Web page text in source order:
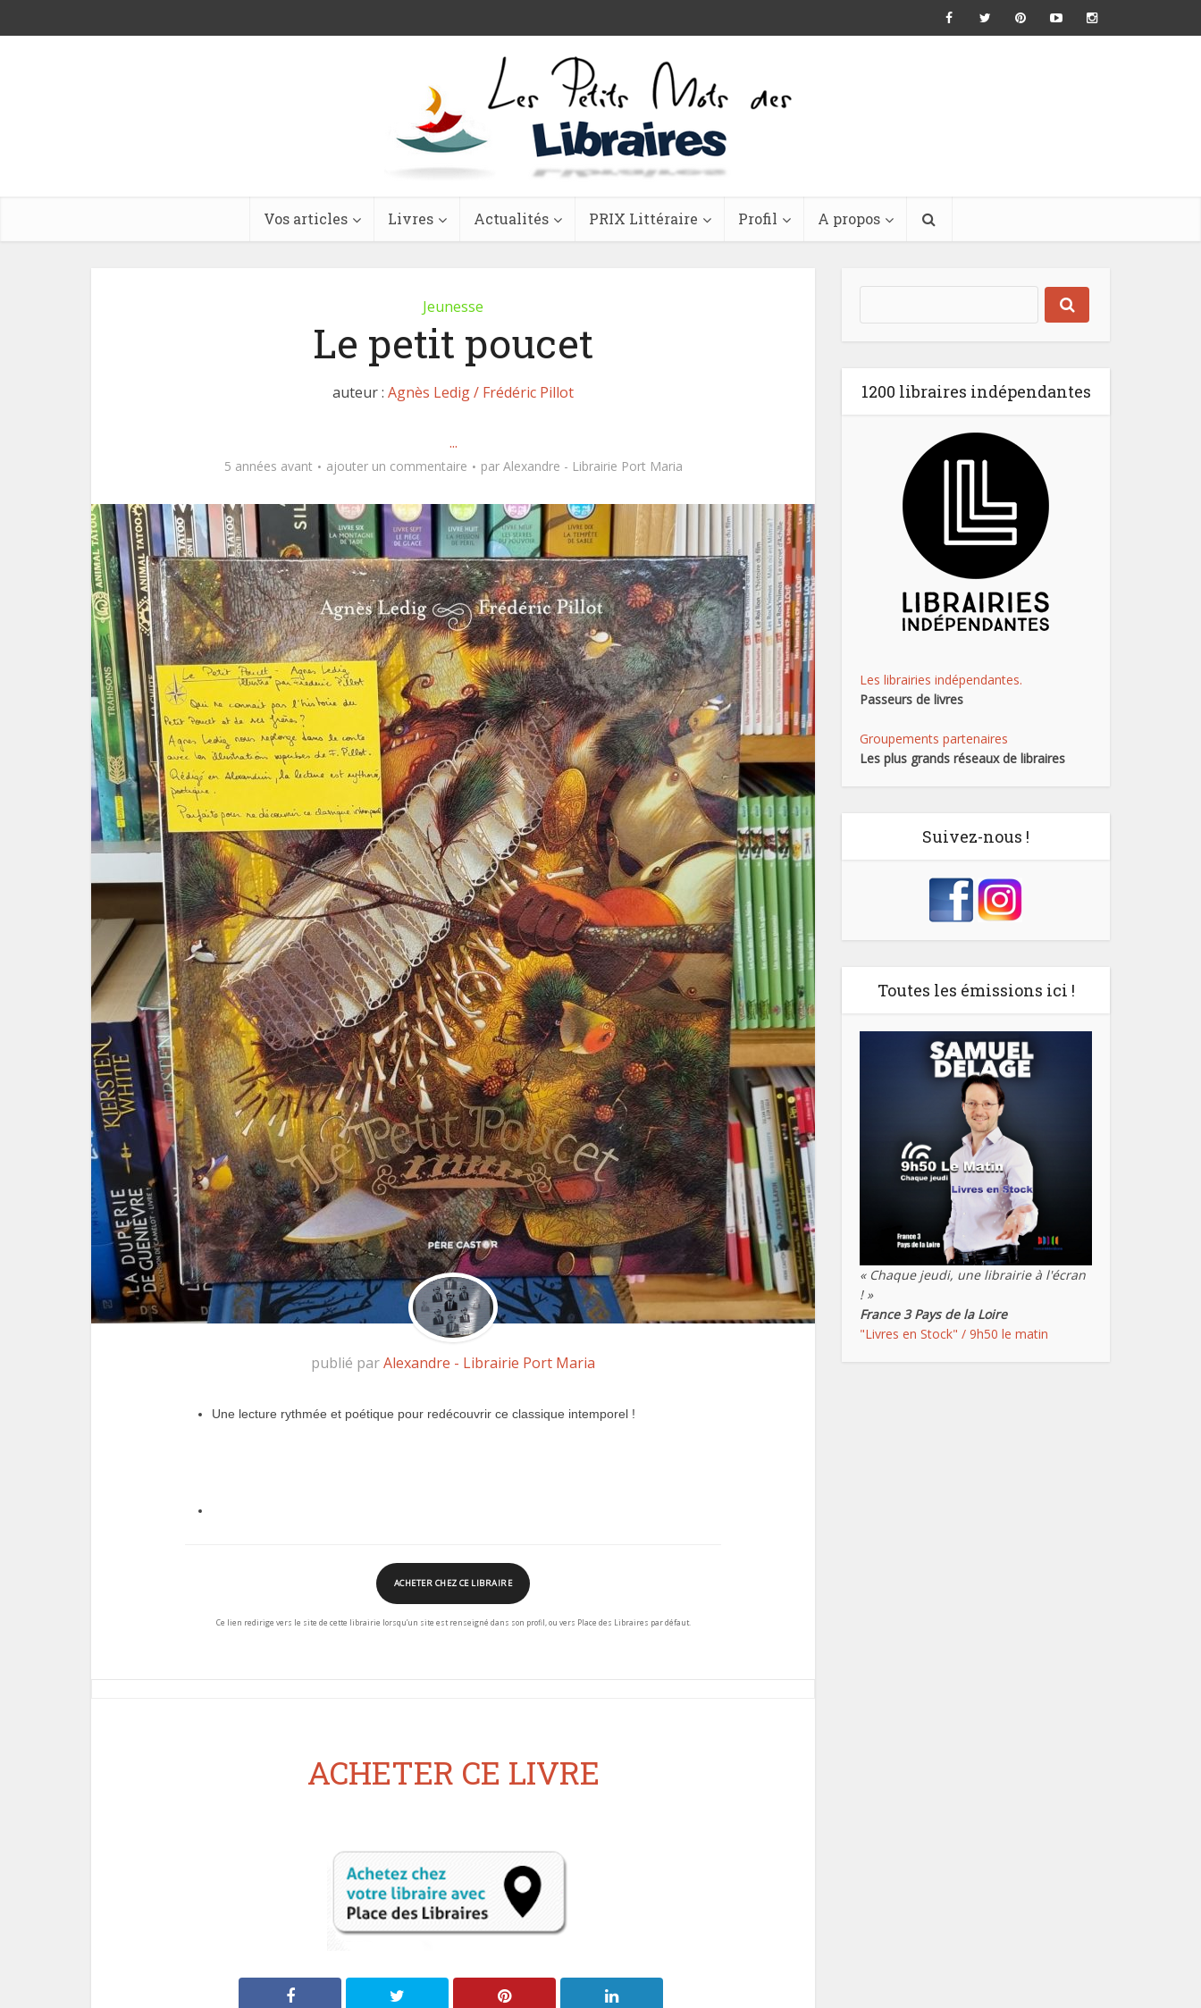
Vos articles Livres Actualités PRIX Littéraire Profil A propos
Jeunesse
Le petit poucet
auteur : Agnès Ledig / Frédéric Pillot
...
5 années avant ajouter un commentaire par Alexandre - Librairie Port Maria
publié parAlexandre - Librairie Port Maria
Une lecture rythmée et poétique pour redécouvrir ce classique intemporel !
ACHETER CHEZ CE LIBRAIRE
Ce lien redirige vers le site de cette librairie lorsqu’un site est renseigné dans son profil, ou vers Place des Libraires par défaut.
ACHETER CE LIVRE
1200 libraires indépendantes
Les librairies indépendantes.
Passeurs de livres
Groupements partenaires
Les plus grands réseaux de libraires
Suivez-nous !
Toutes les émissions ici !
« Chaque jeudi, une librairie à l'écran
! »
France 3 Pays de la Loire
"Livres en Stock" / 9h50 le matin